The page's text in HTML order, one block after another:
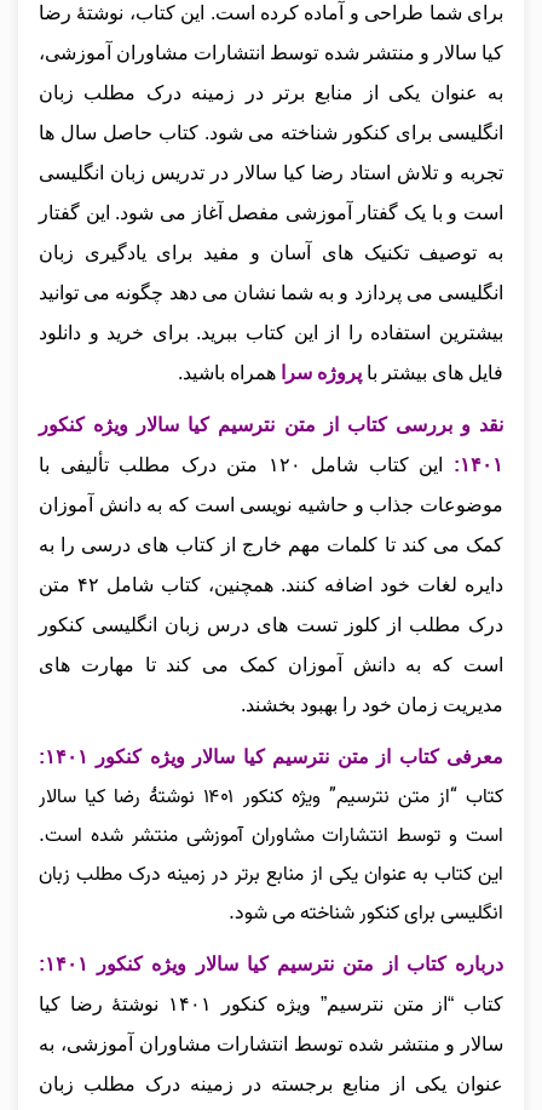
برای شما طراحی و آماده کرده است. این کتاب، نوشتهٔ رضا
کیا سالار و منتشر شده توسط انتشارات مشاوران آموزشی،
به عنوان یکی از منابع برتر در زمینه درک مطلب زبان
انگلیسی برای کنکور شناخته می‌ شود. کتاب حاصل سال‌ ها
تجربه و تلاش استاد رضا کیا سالار در تدریس زبان انگلیسی
است و با یک گفتار آموزشی مفصل آغاز می‌ شود. این گفتار
به توصیف تکنیک‌ های آسان و مفید برای یادگیری زبان
انگلیسی می‌ پردازد و به شما نشان می‌ دهد چگونه می‌ توانید
بیشترین استفاده را از این کتاب ببرید. برای خرید و دانلود
فایل های بیشتر با پروژه سرا همراه باشید.
نقد و بررسی کتاب از متن نترسیم کیا سالار ویژه کنکور
۱۴۰۱:
این کتاب شامل ۱۲۰ متن درک مطلب تألیفی با
موضوعات جذاب و حاشیه‌ نویسی است که به دانش‌ آموزان
کمک می‌ کند تا کلمات مهم خارج از کتاب‌ های درسی را به
دایره لغات خود اضافه کنند. همچنین، کتاب شامل ۴۲ متن
درک مطلب از کلوز تست‌ های درس زبان انگلیسی کنکور
است که به دانش‌ آموزان کمک می‌ کند تا مهارت‌ های
مدیریت زمان خود را بهبود بخشند.
معرفی کتاب از متن نترسیم کیا سالار ویژه کنکور ۱۴۰۱:
کتاب “از متن نترسیم” ویژه کنکور ۱۴۰۱ نوشتهٔ رضا کیا سالار
است و توسط انتشارات مشاوران آموزشی منتشر شده است.
این کتاب به عنوان یکی از منابع برتر در زمینه درک مطلب زبان
انگلیسی برای کنکور شناخته می‌ شود.
درباره کتاب از متن نترسیم کیا سالار ویژه کنکور ۱۴۰۱:
کتاب “از متن نترسیم” ویژه کنکور ۱۴۰۱ نوشتهٔ رضا کیا
سالار و منتشر شده توسط انتشارات مشاوران آموزشی، به
عنوان یکی از منابع برجسته در زمینه درک مطلب زبان